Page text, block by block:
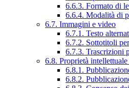
6.6.3. Formato di
6.6.4. Modalità di
6.7. Immagini e video
6.7.1. Testo
6.7.2. Sottotitoli
6.7.3. Trascrizioni
6.8. Proprietà
6.8.1.
6.8.2.